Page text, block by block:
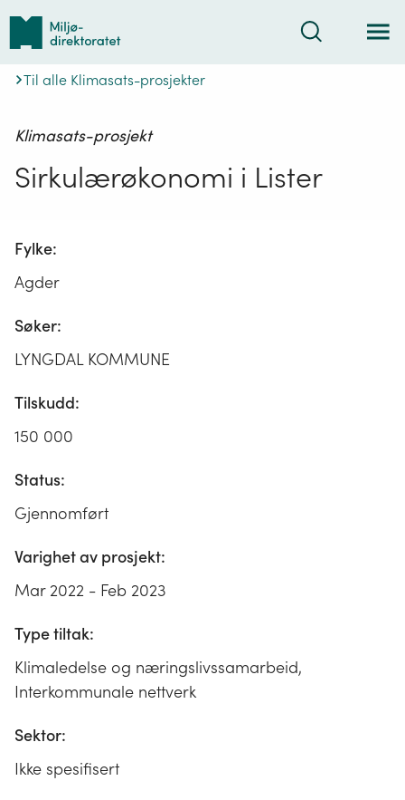
Tilbake
forsiden
Søk
Til alle Klimasats-prosjekter
Klimasats-prosjekt
Sirkulærøkonomi i Lister
Fylke:
Agder
Søker:
LYNGDAL KOMMUNE
Tilskudd:
150 000
Status:
Gjennomført
Varighet av prosjekt:
Mar 2022 - Feb 2023
Type tiltak:
Klimaledelse og næringslivssamarbeid,
Interkommunale nettverk
Sektor:
Ikke spesifisert